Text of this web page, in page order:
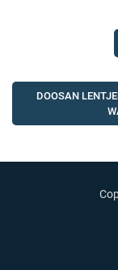
DOOSAN